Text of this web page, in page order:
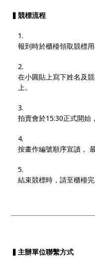
▍競標流程
報到時於櫃檯領取競標用
在小圓貼上寫下姓名及
上。
拍賣會於15:30正式開始
按畫作編號順序宣讀，
結束競標時，請至櫃檯完
▍主辦單位聯繫方式